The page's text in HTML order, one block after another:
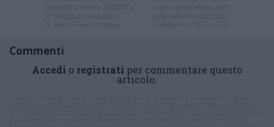
Commenti
Accedi o registrati per commentare questo
articolo.